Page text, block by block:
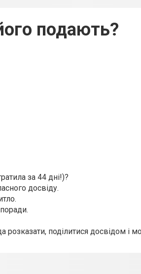
подають?
за 44 дні!)?
досвіду.
розказати, поділитися досвідом і